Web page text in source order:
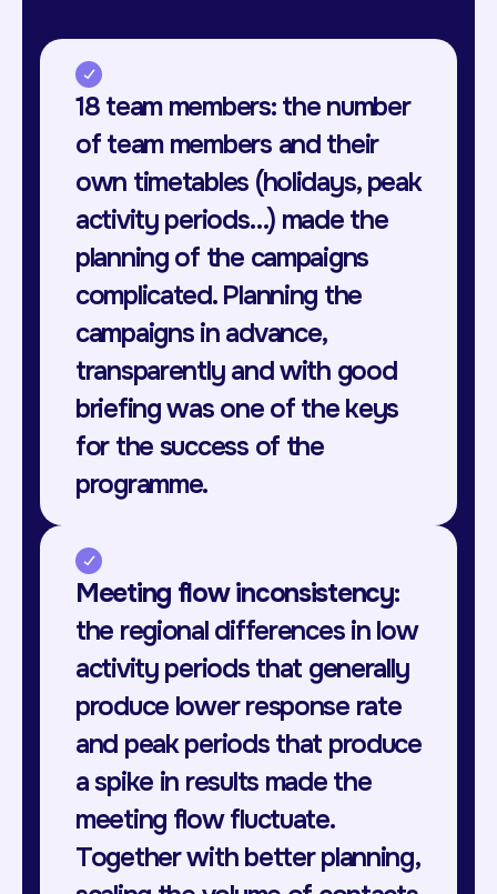
18 team members: the number
of team members and their
own timetables (holidays, peak
activity periods…) made the
planning of the campaigns
complicated. Planning the
campaigns in advance,
transparently and with good
briefing was one of the keys
for the success of the
programme.
Meeting flow inconsistency:
the regional differences in low
activity periods that generally
produce lower response rate
and peak periods that produce
a spike in results made the
meeting flow fluctuate.
Together with better planning,